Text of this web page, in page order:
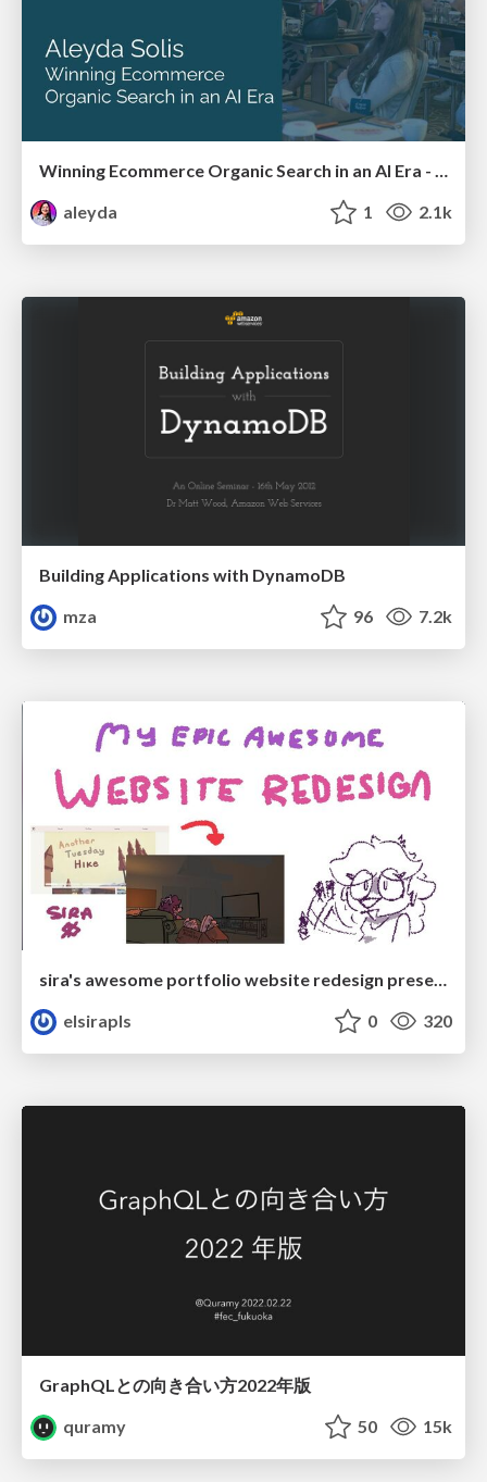
aleyda
1 2.1k
Building Applications with DynamoDB
mza
96 7.2k
sira's awesome portfolio website redesign presentation
elsirapls
0 320
GraphQLとの向き合い方2022年版
quramy
50 15k